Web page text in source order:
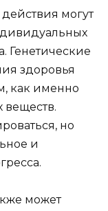
могут
Генетические
здоровья
как именно
веществ.
но
и
может